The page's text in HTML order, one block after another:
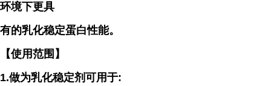
环境下更具
有的乳化稳定蛋白性能。
【使用范围】
1.做为乳化稳定剂可用于: